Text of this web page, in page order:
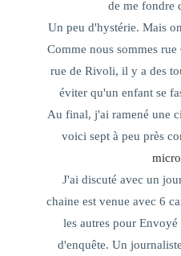
de me fondre
Un peu d'hystérie. Mais
Comme nous sommes
rue de Rivoli, il y a des
éviter qu'un enfant se
Au final, j'ai ramené une
voici sept à peu près
J'ai discuté avec un
chaine est venue avec 6
les autres pour
d'enquête. Un